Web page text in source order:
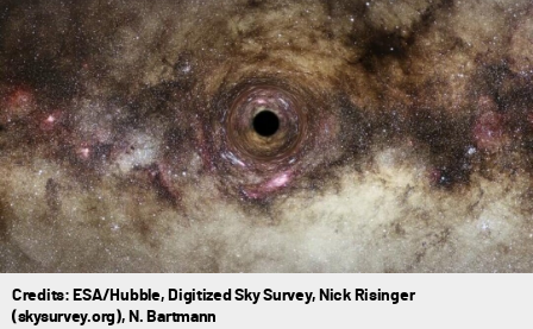
Credits: ESA/Hubble, Digitized Sky Survey, Nick Risinger
(skysurvey.org), N. Bartmann